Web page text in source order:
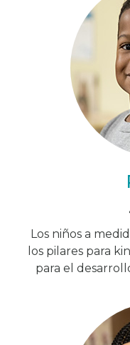
Los niños a
los pilares para
para el